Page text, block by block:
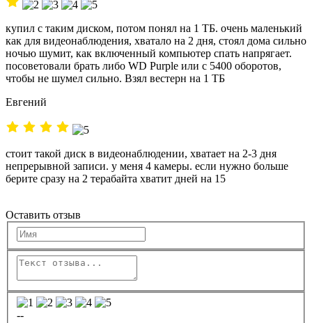
купил с таким диском, потом понял на 1 ТБ. очень маленький
как для видеонаблюдения, хватало на 2 дня, стоял дома сильно
ночью шумит, как включенный компьютер спать напрягает.
посоветовали брать либо WD Purple или c 5400 оборотов,
чтобы не шумел сильно. Взял вестерн на 1 ТБ
Евгений
стоит такой диск в видеонаблюдении, хватает на 2-3 дня
непрерывной записи. у меня 4 камеры. если нужно больше
берите сразу на 2 терабайта хватит дней на 15
Оставить отзыв
--